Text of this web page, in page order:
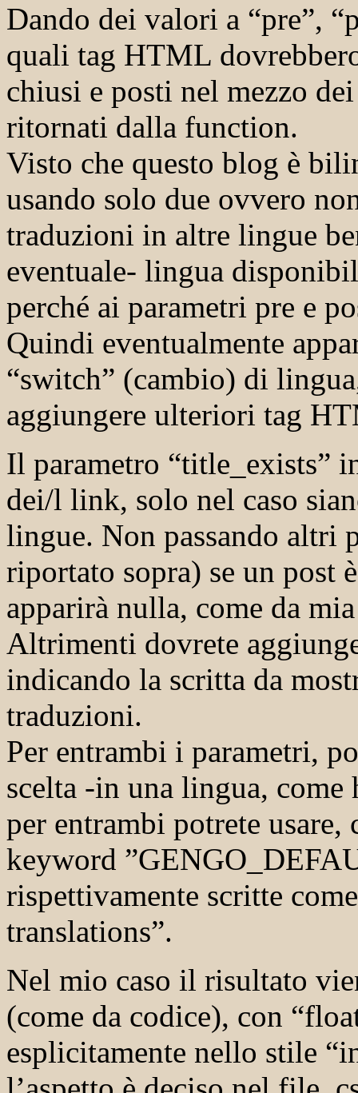
Dando dei valori a “pre”,
quali tag HTML
chiusi e posti nel mezzo
ritornati dalla function.
Visto che questo blog è
usando solo due ovvero
traduzioni in altre lingue
eventuale- lingua
perché ai parametri pre e
Quindi eventualmente
“switch” (cambio) di
aggiungere ulteriori tag
Il parametro “title_exists”
dei/l link, solo nel caso
lingue. Non passando altri
riportato sopra) se un post
apparirà nulla, come da
Altrimenti dovrete
indicando la scritta da
traduzioni.
Per entrambi i parametri,
scelta -in una lingua,
per entrambi potrete usare,
keyword
rispettivamente scritte
translations”.
Nel mio caso il risultato
(come da codice), con
esplicitamente nello stile